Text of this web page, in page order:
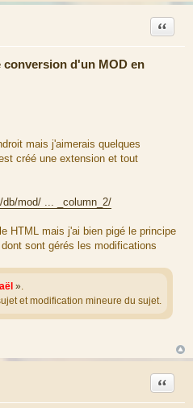
conversion d'un MOD en
Citation
mais j'aimerais quelques
créé une extension et tout
mod/ ... _column_2/
HTML mais j'ai bien pigé le principe
sont gérés les modifications
».
et modification mineure du sujet.
Citation